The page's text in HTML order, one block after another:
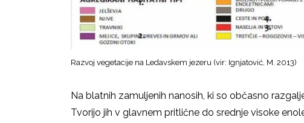
Razvoj vegetacije na Ledavskem jezeru (vir: Ignjatović, M. 2013)
Na blatnih zamuljenih nanosih, ki so občasno
Tvorijo jih v glavnem pritlične do srednje visoke